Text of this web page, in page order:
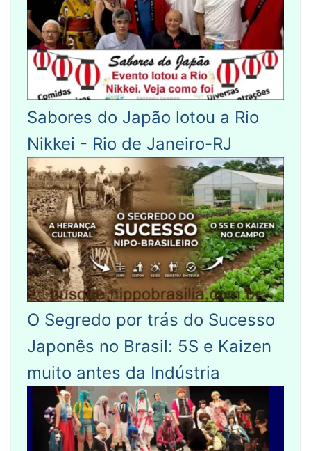
Sabores do Japão lotou a Rio
Nikkei - Rio de Janeiro-RJ
O Segredo por trás do Sucesso
Japonês no Brasil: 5S e Kaizen
muito antes da Indústria